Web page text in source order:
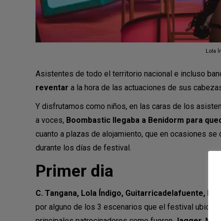
Lola
Asistentes de todo el territorio nacional e incluso
reventar a la hora de las actuaciones de sus
Y disfrutamos como niños, en las caras de los
a voces, Boombastic llegaba a Benidorm para
cuanto a plazas de alojamiento, que en ocasiones
durante los días de festival.
Primer dia
C. Tangana, Lola Índigo, Guitarricadelafuente,
por alguno de los 3 escenarios que el festival ubicó